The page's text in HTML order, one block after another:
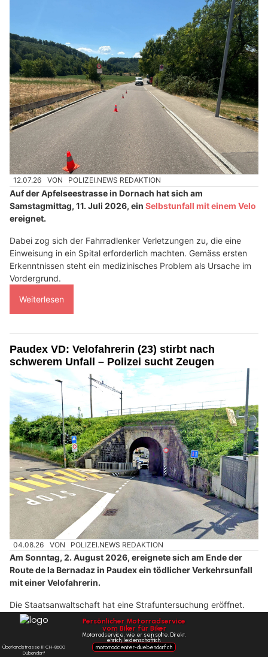
12.07.26 VON POLIZEI.NEWS REDAKTION
Auf der Apfelseestrasse in Dornach hat sich am
Samstagmittag, 11. Juli 2026, ein Selbstunfall mit einem Velo
ereignet.
Dabei zog sich der Fahrradlenker Verletzungen zu, die eine
Einweisung in ein Spital erforderlich machten. Gemäss ersten
Erkenntnissen steht ein medizinisches Problem als Ursache im
Vordergrund.
Weiterlesen
Paudex VD: Velofahrerin (23) stirbt nach
schwerem Unfall – Polizei sucht Zeugen
04.08.26 VON POLIZEI.NEWS REDAKTION
Am Sonntag, 2. August 2026, ereignete sich am Ende der
Route de la Bernadaz in Paudex ein tödlicher Verkehrsunfall
mit einer Velofahrerin.
Die Staatsanwaltschaft hat eine Strafuntersuchung eröffnet.
Die Polizei sucht Zeugen.